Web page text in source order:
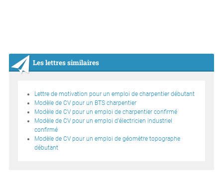
Les lettres similaires
Lettre de motivation pour un emploi de charpentier débutant
Modèle de CV pour un BTS charpentier
Modèle de CV pour un emploi de charpentier confirmé
Modèle de CV pour un emploi d’électricien industriel
confirmé
Modèle de CV pour un emploi de géomètre topographe
débutant